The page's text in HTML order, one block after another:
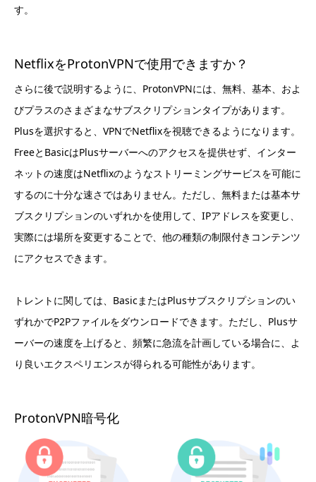
す。
NetflixをProtonVPNで使用できますか？
さらに後で説明するように、ProtonVPNには、無料、基本、およ
びプラスのさまざまなサブスクリプションタイプがあります。
Plusを選択すると、VPNでNetflixを視聴できるようになります。
FreeとBasicはPlusサーバーへのアクセスを提供せず、インター
ネットの速度はNetflixのようなストリーミングサービスを可能に
するのに十分な速さではありません。ただし、無料または基本サ
ブスクリプションのいずれかを使用して、IPアドレスを変更し、
実際には場所を変更することで、他の種類の制限付きコンテンツ
にアクセスできます。
トレントに関しては、BasicまたはPlusサブスクリプションのい
ずれかでP2Pファイルをダウンロードできます。ただし、Plusサ
ーバーの速度を上げると、頻繁に急流を計画している場合に、よ
り良いエクスペリエンスが得られる可能性があります。
ProtonVPN暗号化